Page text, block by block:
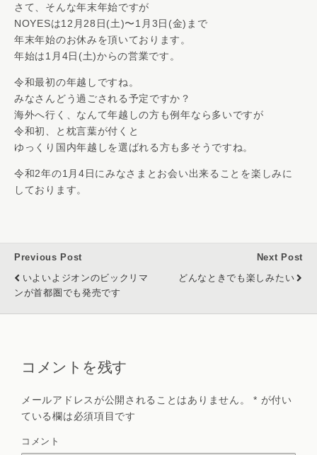
さて、そんな年末年始ですが
NOYESは12月28日(土)〜1月3日(金)まで
年末年始のお休みを頂いております。
年始は1月4日(土)からの営業です。
令和最初の年越しですね。
みなさんどう過ごされる予定ですか？
海外へ行く、なんて年越しの方も例年なら多いですが
令和初、と枕言葉が付くと
ゆっくり国内年越しを選ばれる方も多そうですね。
令和2年の1月4日にみなさまとお会い出来ることを楽しみに
しております。
Previous Post
いよいよジオンのビックリマ
ンが首都圏でも発売です
Next Post
どんなときでも楽しみたい
コメントを残す
メールアドレスが公開されることはありません。 * が付い
ている欄は必須項目です
コメント